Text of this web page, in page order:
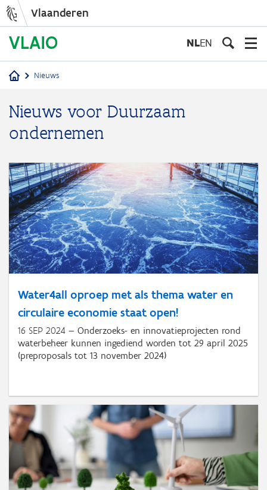
Vlaanderen
NLEN
Nieuws
Nieuws voor Duurzaam
ondernemen
Water4all oproep met als thema water en
circulaire economie staat open!
16 SEP 2024
Onderzoeks- en innovatieprojecten rond
waterbeheer kunnen ingediend worden tot 29 april 2025
(preproposals tot 13 november 2024)